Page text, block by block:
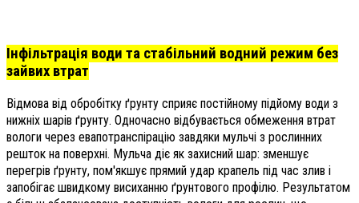
Інфільтрація води та стабільний водний режим без
зайвих втрат
Відмова від обробітку ґрунту сприяє постійному підйому води з
нижніх шарів ґрунту. Одночасно відбувається обмеження втрат
вологи через евапотранспірацію завдяки мульчі з рослинних
решток на поверхні. Мульча діє як захисний шар: зменшує
перегрів ґрунту, пом'якшує прямий удар крапель під час злив і
запобігає швидкому висиханню ґрунтового профілю. Результатом